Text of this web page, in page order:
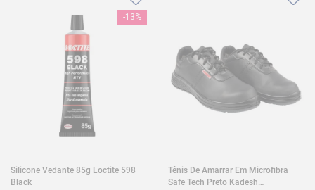
-13%
Silicone Vedante 85g Loctite 598
Black
Tênis De Amarrar Em Microfibra
Safe Tech Preto Kadesh